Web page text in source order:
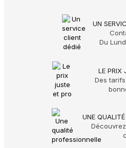
UN
Du
LE PRIX
Des
UNE QUALITÉ